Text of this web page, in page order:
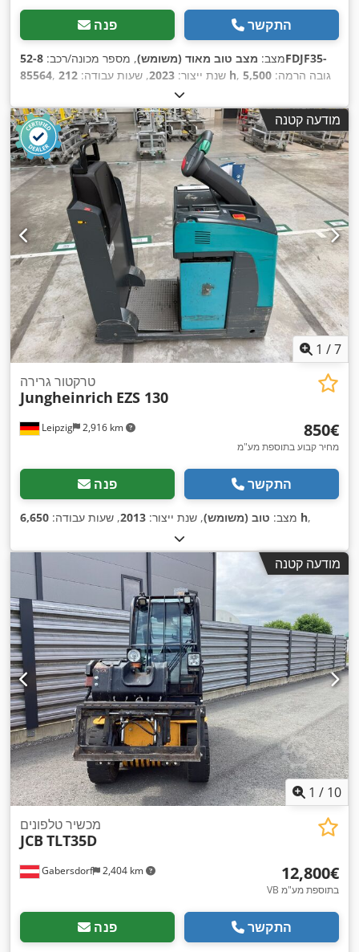
פנה התקשר
מצב: מצב טוב מאוד (משומש), מספר מכונה/רכב: 52-8FDJF35-
85564
, שנת ייצור: 2023, שעות עבודה: 212 h , גובה הרמה: 5,500
1,690 מ"מ
טריפלקס, סוג תמסורת:אוטומטי, אורך המזלג:1,200 מ"מ ,
מודעה קטנה
1 /7
Leipzig 2,916 km
טרקטור גרירה
Jungheinrich EZS 130
‏850 ‏€
מחיר קבוע בתוספת מע"מ
פנה התקשר
מצב: טוב (משומש), שנת ייצור: 2013, שעות עבודה: 6,650 h,
מודעה קטנה
1 / 10
Gabersdorf 2,404 km
מכשיר טלפונים
JCB TLT35D
‏12,800 ‏€
VB בתוספת מע"מ
פנה התקשר